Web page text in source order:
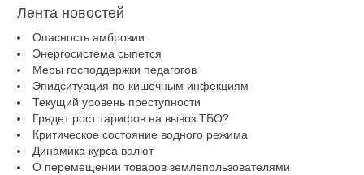
Лента новостей
Опасность амброзии
Энергосистема сыпется
Меры господдержки педагогов
Эпидситуация по кишечным инфекциям
Текущий уровень преступности
Грядет рост тарифов на вывоз ТБО?
Критическое состояние водного режима
Динамика курса валют
О перемещении товаров землепользователями